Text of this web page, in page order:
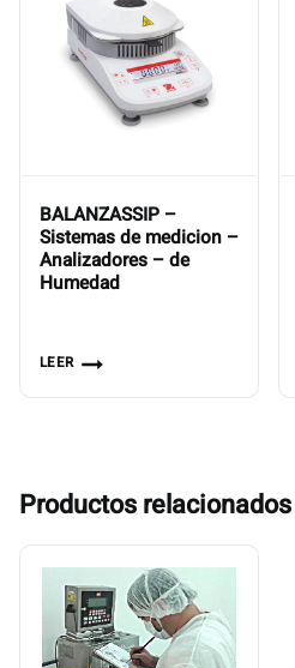
BALANZASSIP –
Sistemas de medicion –
Analizadores – de
Humedad
LEER
Productos relacionados